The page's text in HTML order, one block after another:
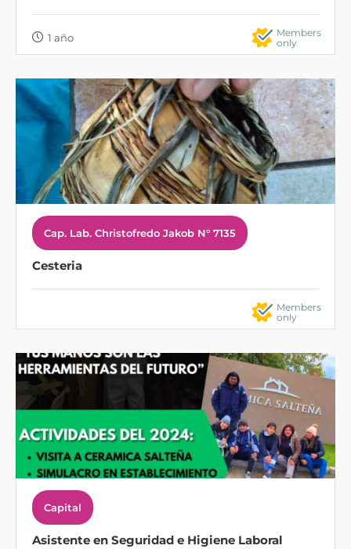
1 año
Members
only
Cap. Lab. Christofredo Jakob N° 7135
Cesteria
Members
only
Capital
Asistente en Seguridad e Higiene Laboral